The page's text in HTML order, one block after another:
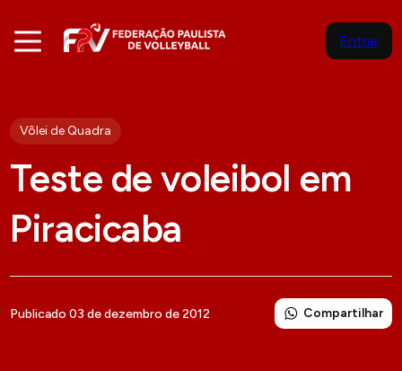
Entrar
Vôlei de Quadra
Teste de voleibol em
Piracicaba
Publicado 03 de dezembro de 2012 Compartilhar